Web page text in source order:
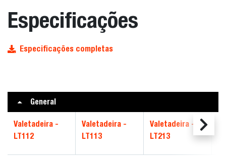
Especificações
Especificações completas
General
Valetadeira -
LT112
Valetadeira -
LT113
Valetadeira -
LT213